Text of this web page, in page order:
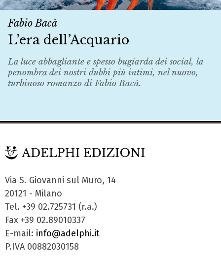
Fabio Bacà
L’era dell’Acquario
La luce abbagliante e spesso bugiarda dei social, la
penombra dei nostri dubbi più intimi, nel nuovo,
turbinoso romanzo di Fabio Bacà.
Via S. Giovanni sul Muro, 14
20121 - Milano
Tel. +39 02.725731 (r.a.)
Fax +39 02.89010337
E-mail: info@adelphi.it
P.IVA 00882030158